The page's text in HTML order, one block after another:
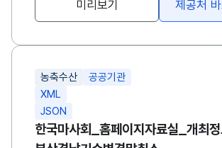
효과가 어느 정도였는지를 분석할 수 있
파악하고 향후 보완 대책을 수립하는 근
구조적 영향을 분석하는 실증 자료로 활용
농업인과 관련 업계에는 지원 정책 활용 현
이해하고 대응 전략을 마련하는 참고 자료
나아가 정부의 무역 자유화 대응정책 평
미리보기 제공처
농축수산
공공기관
XML
JSON
한국마사회_홈페이지자료실_개최정